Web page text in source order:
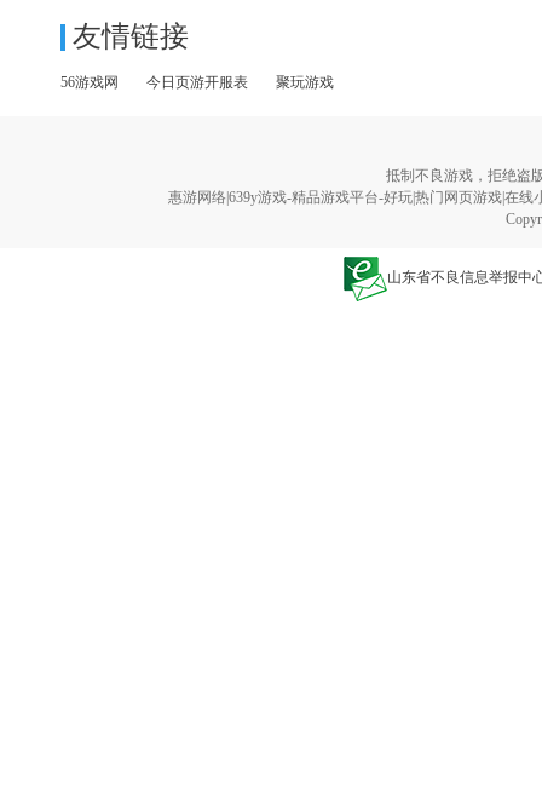
友情链接
56游戏网 今日页游开服表 聚玩游戏
抵制不良游戏，拒绝盗
惠游网络|639y游戏-精品游戏平台-好玩|热门网页游戏|在线
山东省不良信息举报中